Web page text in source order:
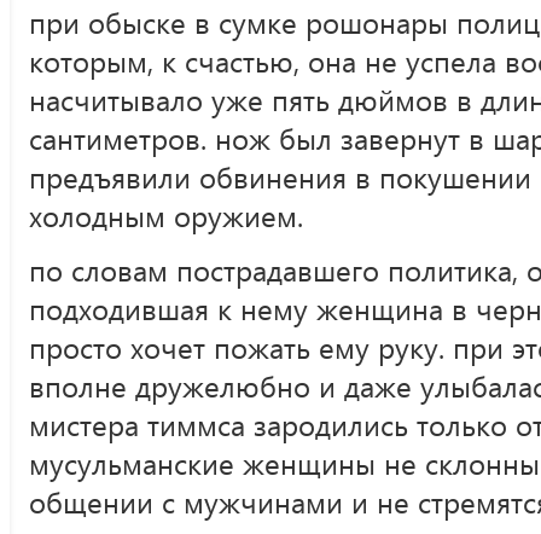
при обыске в сумке рошонары
которым, к счастью, она не успела
насчитывало уже пять дюймов в
сантиметров. нож был завернут в
предъявили обвинения в покушении
холодным оружием.
по словам пострадавшего политика,
подходившая к нему женщина в
просто хочет пожать ему руку. при
вполне дружелюбно и даже
мистера тиммса зародились только
мусульманские женщины не
общении с мужчинами и не